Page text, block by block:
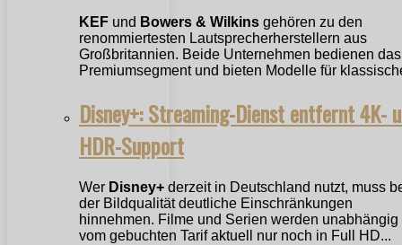
KEF und Bowers & Wilkins gehören zu den
renommiertesten Lautsprecherherstellern aus
Großbritannien. Beide Unternehmen bedienen das
Premiumsegment und bieten Modelle für
Disney+: Streaming-Dienst entfernt 4K-
HDR-Support
Wer Disney+ derzeit in Deutschland nutzt, muss
der Bildqualität deutliche Einschränkungen
hinnehmen. Filme und Serien werden unabhängig
vom gebuchten Tarif aktuell nur noch in Full HD...